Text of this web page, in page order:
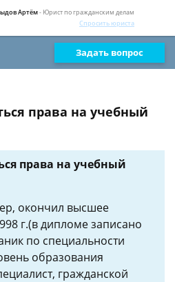
Артём- Юрист по гражданским делам
Спросить юриста
Задать вопрос
права на учебный
права на учебный
окончил высшее
г.(в дипломе записано
по специальности
образования
гражданской